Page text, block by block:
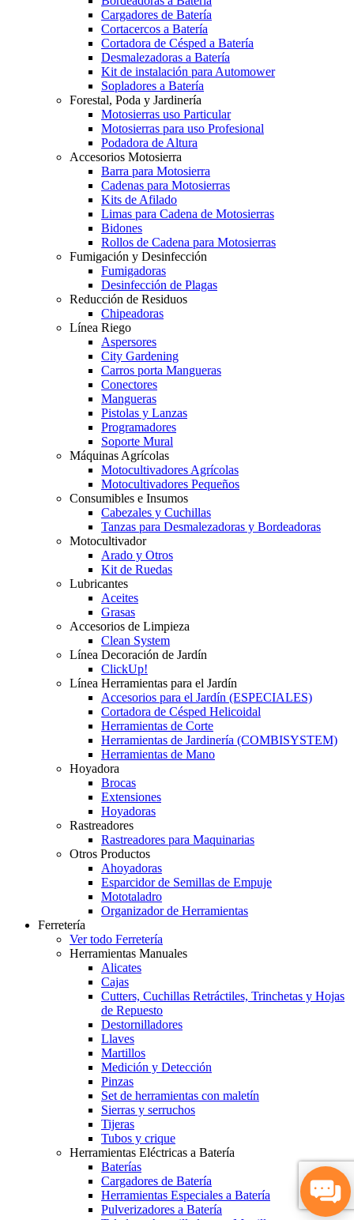
Cargadores de Batería
Cortacercos a Batería
Cortadora de Césped a Batería
Desmalezadoras a Batería
Kit de instalación para Automower
Sopladores a Batería
Forestal, Poda y Jardinería
Motosierras uso Particular
Motosierras para uso Profesional
Podadora de Altura
Accesorios Motosierra
Barra para Motosierra
Cadenas para Motosierras
Kits de Afilado
Limas para Cadena de Motosierras
Bidones
Rollos de Cadena para Motosierras
Fumigación y Desinfección
Fumigadoras
Desinfección de Plagas
Reducción de Residuos
Chipeadoras
Línea Riego
Aspersores
City Gardening
Carros porta Mangueras
Conectores
Mangueras
Pistolas y Lanzas
Programadores
Soporte Mural
Máquinas Agrícolas
Motocultivadores Agrícolas
Motocultivadores Pequeños
Consumibles e Insumos
Cabezales y Cuchillas
Tanzas para Desmalezadoras y Bordeadoras
Motocultivador
Arado y Otros
Kit de Ruedas
Lubricantes
Aceites
Grasas
Accesorios de Limpieza
Clean System
Línea Decoración de Jardín
ClickUp!
Línea Herramientas para el Jardín
Accesorios para el Jardín (ESPECIALES)
Cortadora de Césped Helicoidal
Herramientas de Corte
Herramientas de Jardinería (COMBISYSTEM)
Herramientas de Mano
Hoyadora
Brocas
Extensiones
Hoyadoras
Rastreadores
Rastreadores para Maquinarias
Otros Productos
Ahoyadoras
Esparcidor de Semillas de Empuje
Mototaladro
Organizador de Herramientas
Ferretería
Ver todo Ferretería
Herramientas Manuales
Alicates
Cajas
Cutters, Cuchillas Retráctiles, Trinchetas y Hojas
de Repuesto
Destornilladores
Llaves
Martillos
Medición y Detección
Pinzas
Set de herramientas con maletín
Sierras y serruchos
Tijeras
Tubos y crique
Herramientas Eléctricas a Batería
Baterías
Cargadores de Batería
Herramientas Especiales a Batería
Pulverizadores a Batería